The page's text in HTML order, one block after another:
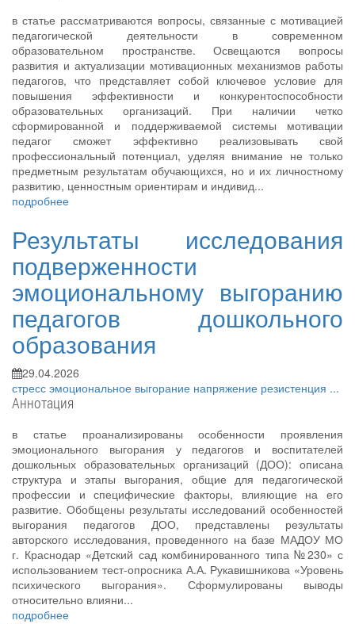
в статье рассматриваются вопросы, связанные с мотивацией
педагогической деятельности в современном
образовательном пространстве. Освещаются вопросы
развития и актуализации мотивационных механизмов работы
педагогов, что представляет собой ключевое условие для
повышения эффективности и конкурентоспособности
образовательных организаций. При наличии четко
сформированной и поддерживаемой системы мотивации
педагог сможет эффективно реализовывать свой
профессиональный потенциал, уделяя внимание не только
предметным результатам обучающихся, но и их личностному
развитию, ценностным ориентирам и индивид...
подробнее
Результаты исследования
подверженности
эмоциональному выгоранию
педагогов дошкольного
образования
29.04.2026
стресс эмоциональное выгорание напряжение резистенция ...
Аннотация
в статье проанализированы особенности проявления
эмоционального выгорания у педагогов и воспитателей
дошкольных образовательных организаций (ДОО): описана
структура и этапы выгорания, общие для педагогической
профессии и специфические факторы, влияющие на его
развитие. Обобщены результаты исследований особенностей
выгорания педагогов ДОО, представлены результаты
авторского исследования, проведенного на базе МАДОУ МО
г. Краснодар «Детский сад комбинированного типа №230» с
использованием тест-опросника А.А. Рукавишникова «Уровень
психического выгорания». Сформулированы выводы
относительно влияни...
подробнее